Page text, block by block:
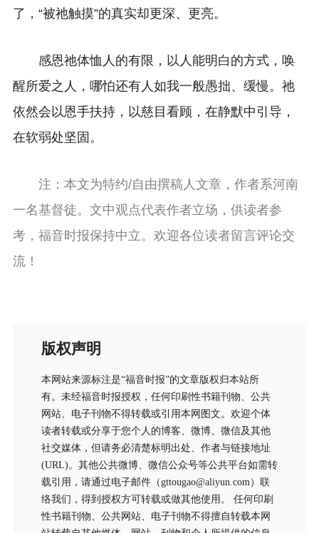
了，“被祂触摸”的真实却更深、更亮。
感恩祂体恤人的有限，以人能明白的方式，唤
醒所爱之人，哪怕还有人如我一般愚拙、缓慢。祂
依然会以恩手扶持，以慈目看顾，在静默中引导，
在软弱处坚固。
注：本文为特约/自由撰稿人文章，作者系河南
一名基督徒。文中观点代表作者立场，供读者参
考，福音时报保持中立。欢迎各位读者留言评论交
流！
版权声明
本网站来源标注是“福音时报”的文章版权归本站所
有。未经福音时报授权，任何印刷性书籍刊物、公共
网站、电子刊物不得转载或引用本网图文。欢迎个体
读者转载或分享于您个人的博客、微博、微信及其他
社交媒体，但请务必清楚标明出处、作者与链接地址
(URL)。其他公共微博、微信公众号等公共平台如需转
载引用，请通过电子邮件（gttougao@aliyun.com）联
络我们，得到授权方可转载或做其他使用。 任何印刷
性书籍刊物、公共网站、电子刊物不得擅自转载本网